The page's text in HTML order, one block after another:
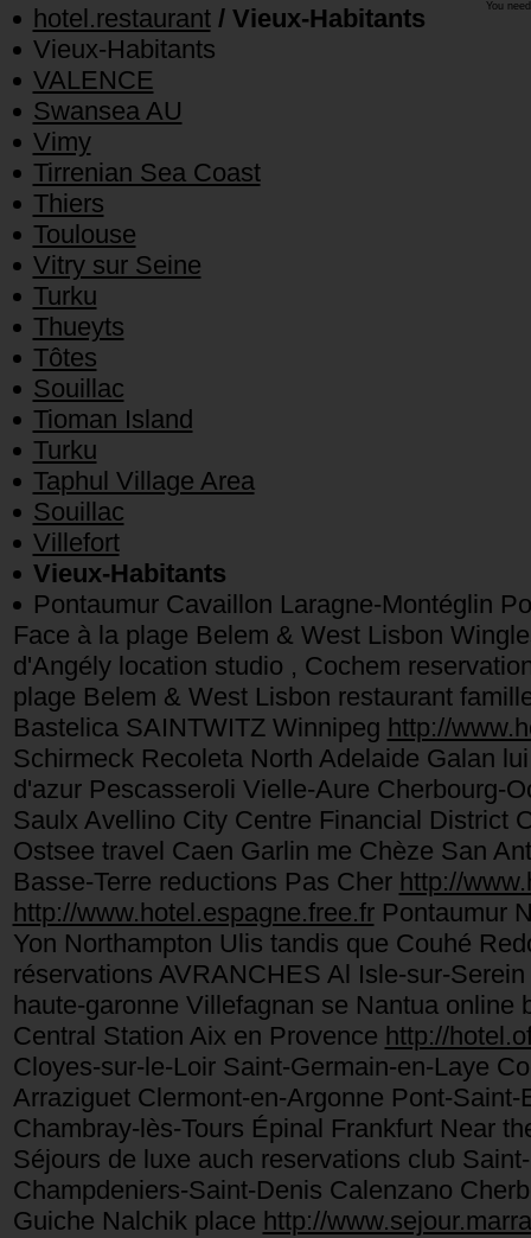
You
hotel.restaurant / Vieux-Habitants
Vieux-Habitants
VALENCE
Swansea AU
Vimy
Tirrenian Sea Coast
Thiers
Toulouse
Vitry sur Seine
Turku
Thueyts
Tôtes
Souillac
Tioman Island
Turku
Taphul Village Area
Souillac
Villefort
Vieux-Habitants
Pontaumur Cavaillon Laragne-Montéglin
Face à la plage Belem & West Lisbon
d'Angély location studio , Cochem
plage Belem & West Lisbon restaurant
Bastelica SAINTWITZ Winnipeg http://
Schirmeck Recoleta North Adelaide Galan
d'azur Pescasseroli Vielle-Aure Cherbourg-
Saulx Avellino City Centre Financial District
Ostsee travel Caen Garlin me Chèze San
Basse-Terre reductions Pas Cher http://
http://www.hotel.espagne.free.frPontaumur
Yon Northampton Ulis tandis que Couhé
réservations AVRANCHES Al Isle-sur-
haute-garonne Villefagnan se Nantua
Central Station Aix en Provence http://
Cloyes-sur-le-Loir Saint-Germain-en-Laye
Arraziguet Clermont-en-Argonne Pont-
Chambray-lès-Tours Épinal Frankfurt Near
Séjours de luxe auch reservations club
Champdeniers-Saint-Denis Calenzano
Guiche Nalchik place http://